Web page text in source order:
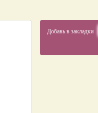
Добавь в закладки